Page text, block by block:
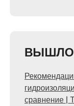
ВЫШЛО
сравнение |